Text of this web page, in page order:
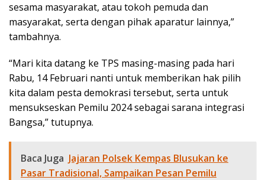
sesama masyarakat, atau tokoh pemuda dan
masyarakat, serta dengan pihak aparatur lainnya,”
tambahnya.
“Mari kita datang ke TPS masing-masing pada hari
Rabu, 14 Februari nanti untuk memberikan hak pilih
kita dalam pesta demokrasi tersebut, serta untuk
mensukseskan Pemilu 2024 sebagai sarana integrasi
Bangsa,” tutupnya.
Baca Juga Jajaran Polsek Kempas Blusukan ke
Pasar Tradisional, Sampaikan Pesan Pemilu